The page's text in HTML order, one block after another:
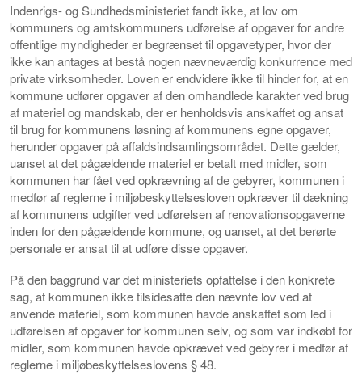
Indenrigs- og Sundhedsministeriet fandt ikke, at lov om
kommuners og amtskommuners udførelse af opgaver for andre
offentlige myndigheder er begrænset til opgavetyper, hvor der
ikke kan antages at bestå nogen nævneværdig konkurrence med
private virksomheder. Loven er endvidere ikke til hinder for, at en
kommune udfører opgaver af den omhandlede karakter ved brug
af materiel og mandskab, der er henholdsvis anskaffet og ansat
til brug for kommunens løsning af kommunens egne opgaver,
herunder opgaver på affaldsindsamlingsområdet. Dette gælder,
uanset at det pågældende materiel er betalt med midler, som
kommunen har fået ved opkrævning af de gebyrer, kommunen i
medfør af reglerne i miljøbeskyttelsesloven opkræver til dækning
af kommunens udgifter ved udførelsen af renovationsopgaverne
inden for den pågældende kommune, og uanset, at det berørte
personale er ansat til at udføre disse opgaver.
På den baggrund var det ministeriets opfattelse i den konkrete
sag, at kommunen ikke tilsidesatte den nævnte lov ved at
anvende materiel, som kommunen havde anskaffet som led i
udførelsen af opgaver for kommunen selv, og som var indkøbt for
midler, som kommunen havde opkrævet ved gebyrer i medfør af
reglerne i miljøbeskyttelseslovens § 48.